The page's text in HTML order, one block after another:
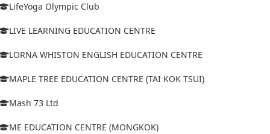
LifeYoga Olympic Club
LIVE LEARNING EDUCATION CENTRE
LORNA WHISTON ENGLISH EDUCATION CENTRE
MAPLE TREE EDUCATION CENTRE (TAI KOK TSUI)
Mash 73 Ltd
ME EDUCATION CENTRE (MONGKOK)